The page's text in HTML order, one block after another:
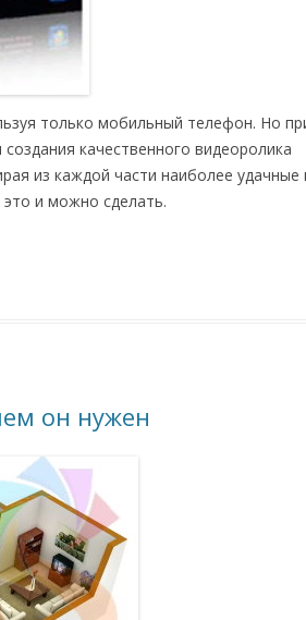
только мобильный телефон. Но
качественного видеоролика
из каждой части наиболее
и можно сделать.
он нужен